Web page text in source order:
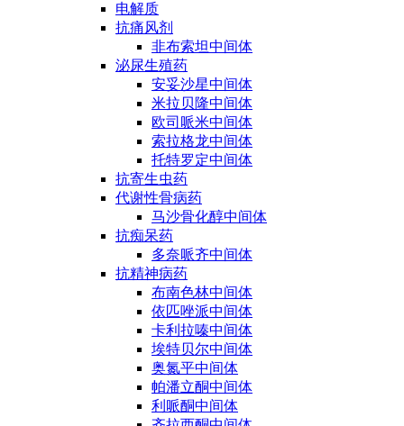
电解质
抗痛风剂
非布索坦中间体
泌尿生殖药
安妥沙星中间体
米拉贝隆中间体
欧司哌米中间体
索拉格龙中间体
托特罗定中间体
抗寄生虫药
代谢性骨病药
马沙骨化醇中间体
抗痴呆药
多奈哌齐中间体
抗精神病药
布南色林中间体
依匹唑派中间体
卡利拉嗪中间体
埃特贝尔中间体
奥氮平中间体
帕潘立酮中间体
利哌酮中间体